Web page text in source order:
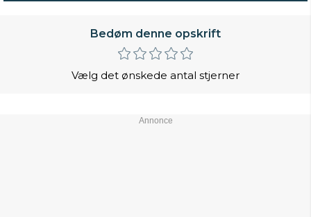
Bedøm denne opskrift
Vælg det ønskede antal stjerner